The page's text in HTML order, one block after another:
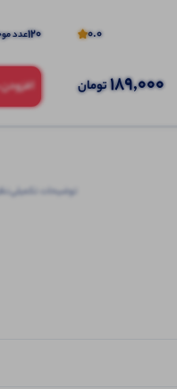
0.0
189,000تومان
120عدد
توضیحات تکمیلی